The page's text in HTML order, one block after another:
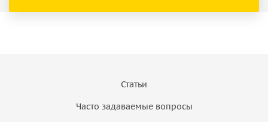
Статьи
Часто задаваемые вопросы